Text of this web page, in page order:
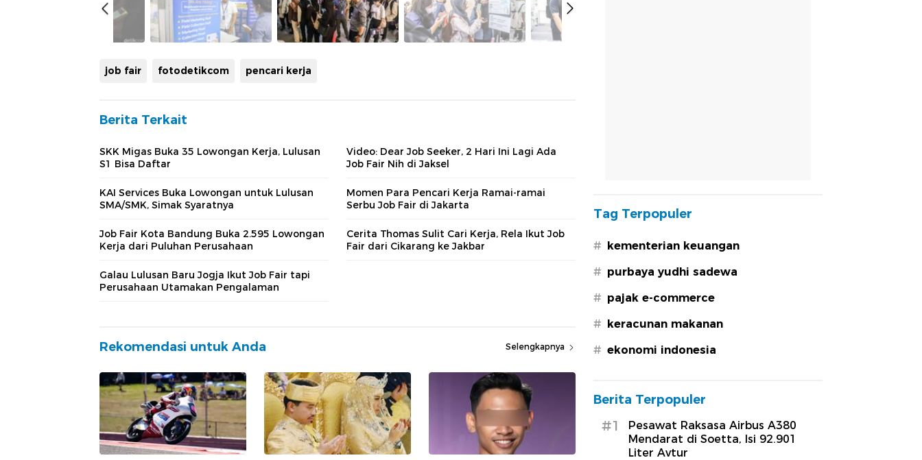
job fair fotodetikcom pencari kerja
Berita Terkait
SKK Migas Buka 35 Lowongan Kerja, Lulusan
S1 Bisa Daftar
Video: Dear Job Seeker, 2 Hari Ini Lagi Ada
Job Fair Nih di Jaksel
KAI Services Buka Lowongan untuk Lulusan
SMA/SMK, Simak Syaratnya
Momen Para Pencari Kerja Ramai-ramai
Serbu Job Fair di Jakarta
Job Fair Kota Bandung Buka 2.595 Lowongan
Kerja dari Puluhan Perusahaan
Cerita Thomas Sulit Cari Kerja, Rela Ikut Job
Fair dari Cikarang ke Jakbar
Galau Lulusan Baru Jogja Ikut Job Fair tapi
Perusahaan Utamakan Pengalaman
Rekomendasi untuk Anda Selengkapnya
Tag Terpopuler
# kementerian keuangan
# purbaya yudhi sadewa
# pajak e-commerce
# keracunan makanan
# ekonomi indonesia
Berita Terpopuler
#1
Pesawat Raksasa Airbus A380
Mendarat di Soetta, Isi 92.901
Liter Avtur